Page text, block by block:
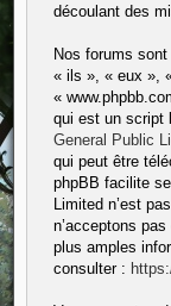
découlant des
Nos forums
« ils », « eux »,
«
qui est un script
General Public
qui peut être
phpBB facilite
Limited n’est
n’acceptons
plus amples
consulter :